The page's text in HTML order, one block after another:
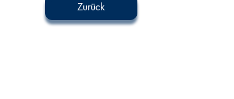
Zurück